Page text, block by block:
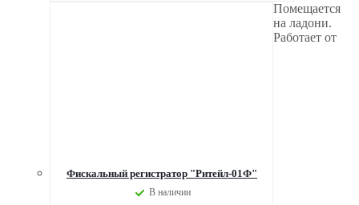
Фискальный регистратор "Ритейл-01Ф"
В наличии
Помещается
на ладони.
Работает от